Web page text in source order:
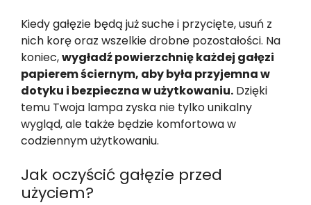
Kiedy gałęzie będą już suche i przycięte, usuń z
nich korę oraz wszelkie drobne pozostałości. Na
koniec,wygładź powierzchnię każdej gałęzi
papierem ściernym, aby była przyjemna w
dotyku i bezpieczna w użytkowaniu. Dzięki
temu Twoja lampa zyska nie tylko unikalny
wygląd, ale także będzie komfortowa w
codziennym użytkowaniu.
Jak oczyścić gałęzie przed
użyciem?